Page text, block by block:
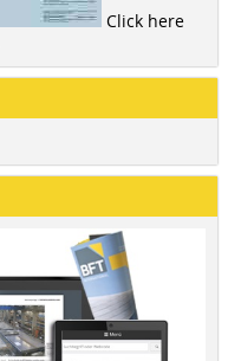
Click here